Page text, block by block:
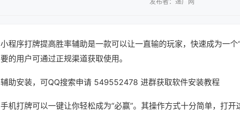
小程序打牌提高胜率辅助是一款可以让一直输的玩家，快速成为一个
要的用户可通过正规渠道获取使用。
辅助安装，可QQ搜索申请 549552478 进群获取软件安装教程
手机打牌可以一键让你轻松成为“必赢”。其操作方式十分简单，打